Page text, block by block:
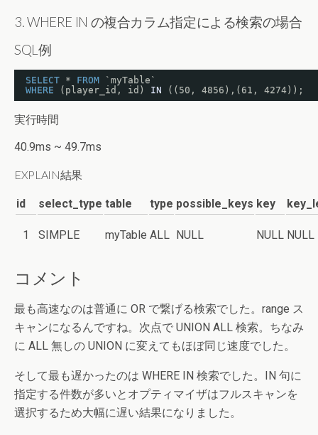
3. WHERE IN の複合カラム指定による検索の場合
SQL例
SELECT * FROM
`myTable`
WHERE
(player_id, id) IN ((50, 4856),(61, 4274));
実行時間
40.9ms ~ 49.7ms
EXPLAIN結果
id select_type table type possible_keys key
1 SIMPLE myTable ALL NULL NULL NULL
コメント
最も高速なのは普通に OR で繋げる検索でした。range ス
キャンになるんですね。次点で UNION ALL 検索。ちなみ
に ALL 無しの UNION に変えてもほぼ同じ速度でした。
そして最も遅かったのは WHERE IN 検索でした。IN 句に
指定する件数が多いとオプティマイザはフルスキャンを
選択するため大幅に遅い結果になりました。